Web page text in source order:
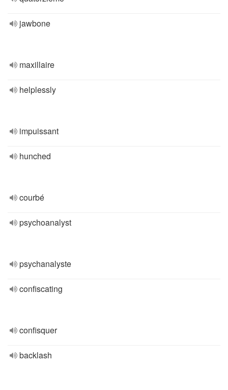
jawbone
maxillaire
helplessly
impuissant
hunched
courbé
psychoanalyst
psychanalyste
confiscating
confisquer
backlash